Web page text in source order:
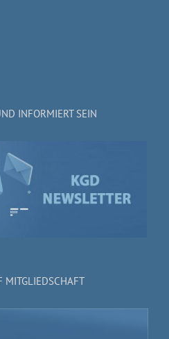
INFORMIERT SEIN
MITGLIEDSCHAFT